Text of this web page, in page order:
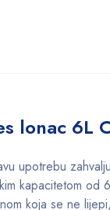
lonac 6L
upotrebu
kapacitetom
koja se ne